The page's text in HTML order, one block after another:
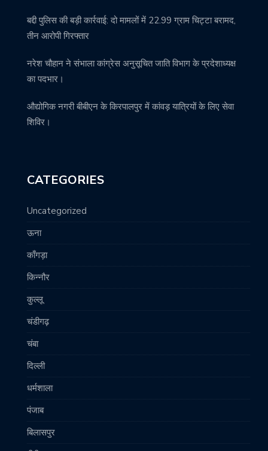
बद्दी पुलिस की बड़ी कार्रवाई: दो मामलों में 22.99 ग्राम चिट्टा बरामद,
तीन आरोपी गिरफ्तार
नरेश चौहान ने संभाला कांग्रेस अनुसूचित जाति विभाग के प्रदेशाध्यक्ष
का पदभार।
औद्योगिक नगरी बीबीएन के किरपालपुर में कांवड़ यात्रियों के लिए सेवा
शिविर।
CATEGORIES
Uncategorized
ऊना
काँगड़ा
किन्नौर
कुल्लू
चंडीगढ़
चंबा
दिल्ली
धर्मशाला
पंजाब
बिलासपुर